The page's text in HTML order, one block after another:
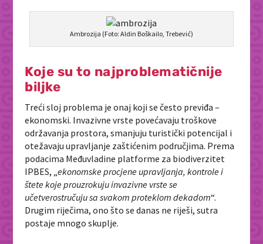
Ambrozija (Foto: Aldin Boškailo, Trebević)
Koje su to najproblematičnije
biljke
Treći sloj problema je onaj koji se često previđa –
ekonomski. Invazivne vrste povećavaju troškove
održavanja prostora, smanjuju turistički potencijal i
otežavaju upravljanje zaštićenim područjima. Prema
podacima Međuvladine platforme za biodiverzitet
IPBES, „ekonomske procjene upravljanja, kontrole i
štete koje prouzrokuju invazivne vrste se
učetverostručuju sa svakom proteklom dekadom“.
Drugim riječima, ono što se danas ne riješi, sutra
postaje mnogo skuplje.